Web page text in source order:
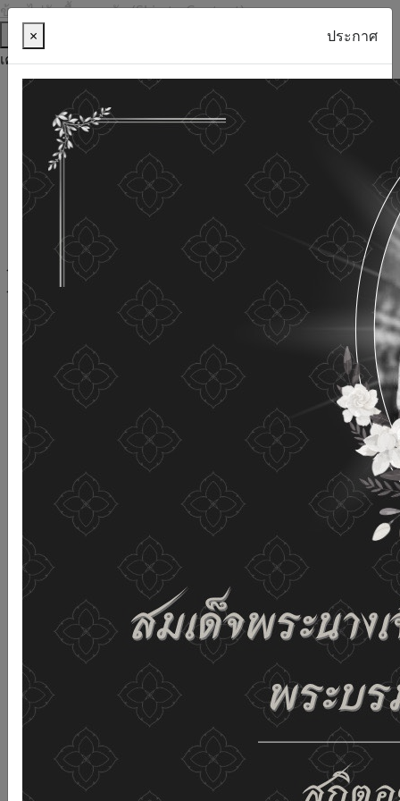
ข้ามไปยังเนื้อหาหลัก (Skip to Content)
ช่วยเหลือ
เครื่องมือการเข้าถึง
ภาษาไทย
ภาษาอังกฤษ
เพิ่มขนาดตัวอักษร
ลดขนาดตัวอักษร
ขนาดตัวอักษรปกติ
ความคมชัดสูง
ความคมชัดเชิงลบ
ความคมชัดปกติ
เปิดอ่านด้วยเสียง
ปิดอ่านด้วยเสียง
ผังเว็บไซต์
เว็บไซต์นี้ใช้คุกกี้ (Cookies)
กรมกิจการผู้สูงอายุ
ให้ความสำคัญต่อข้อมูลส่วนบุคคลของ
ท่าน เพื่อการพัฒนาและปรับปรุงเว็บไซต์ หากท่านใช้บริการ
เว็บไซต์นี้โดยไม่มีการปรับตั้งค่าใดๆ แสดงว่าท่านยินยอมที่จะ
รับคุกกี้บนเว็บไซต์ และนโยบายสิทธิส่วนบุคคลของเรา
ดูรายละเอียด ยอมรับทั้งหมด
02-659-6811 saraban@dop.mail.go.th
เปลี่ยนการแสดงผล
ก-ก
× ประกาศ